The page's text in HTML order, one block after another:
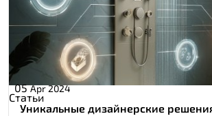
05 Apr 2024
Статьи
Уникальные дизайнерские